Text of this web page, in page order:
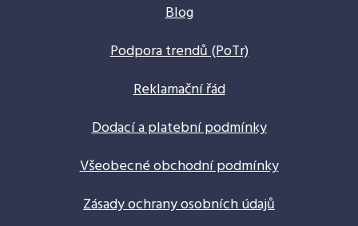
Blog
Podpora trendů (PoTr)
Reklamační řád
Dodací a platební podmínky
Všeobecné obchodní podmínky
Zásady ochrany osobních údajů